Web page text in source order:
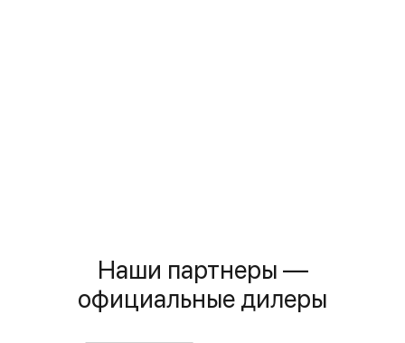
Наши партнеры —
официальные дилеры